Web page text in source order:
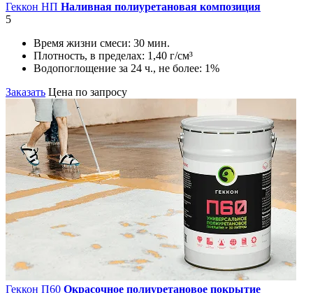
Геккон НП Наливная полиуретановая композиция
5
Время жизни смеси: 30 мин.
Плотность, в пределах: 1,40 г/см³
Водопоглощение за 24 ч., не более: 1%
Заказать Цена по запросу
Геккон П60 Окрасочное полиуретановое покрытие